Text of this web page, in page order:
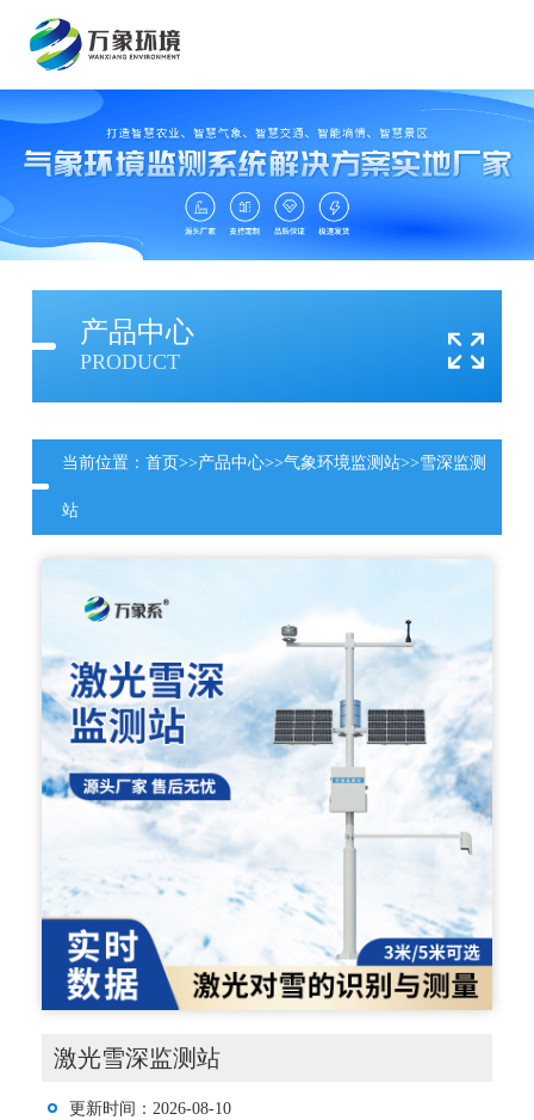
产品中心
PRODUCT
当前位置： 首页>>产品中心>>气象环境监测站>>雪深监测
站
激光雪深监测站
更新时间：2026-08-10